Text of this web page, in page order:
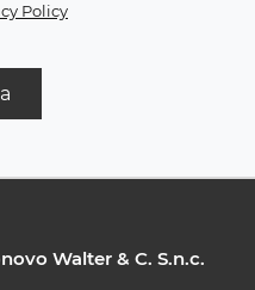
Policy
Walter & C. S.n.c.